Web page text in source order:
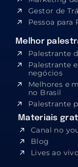
Gestor de
Pessoa para
Melhor
Palestrante
Palestrante
negócios
Melhores e
no Brasil
Palestrante
Materiais
Canal no
Blog
Lives ao vivo